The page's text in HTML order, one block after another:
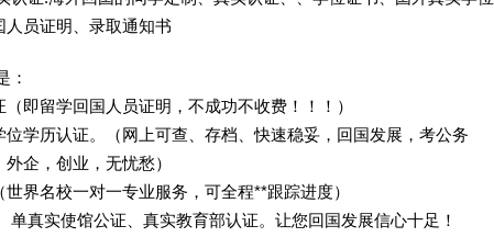
员证明、录取通知书
：
即留学回国人员证明，不成功不收费！！！）
学历认证。（网上可查、存档、快速稳妥，回国发展，考公务
外企，创业，无忧愁）
界名校一对一专业服务，可全程**跟踪进度）
真实使馆公证、真实教育部认证。让您回国发展信心十足！